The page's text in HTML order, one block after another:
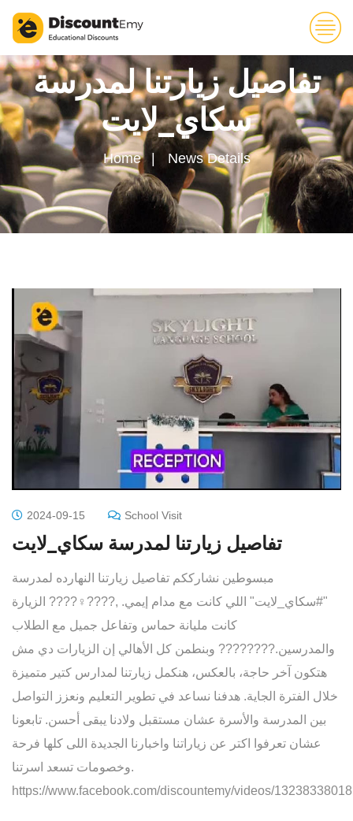
تفاصيل زيارتنا لمدرسة
سكاي_لايت
Home News Details
2024-09-15 School Visit
تفاصيل زيارتنا لمدرسة سكاي_لايت
مبسوطين نشارككم تفاصيل زيارتنا النهارده لمدرسة
"#سكاي_لايت" اللي كانت مع مدام إيمي. ,????‍♀️???? الزيارة
كانت مليانة حماس وتفاعل جميل مع الطلاب
والمدرسين.???????? وبنطمن كل الأهالي إن الزيارات دي مش
هتكون آخر حاجة، بالعكس، هنكمل زيارتنا لمدارس كتير متميزة
خلال الفترة الجاية. هدفنا نساعد في تطوير التعليم ونعزز التواصل
بين المدرسة والأسرة عشان مستقبل ولادنا يبقى أحسن. تابعونا
عشان تعرفوا اكتر عن زياراتنا واخبارنا الجديدة اللى كلها فرحة
وخصومات تسعد اسرتنا.
https://www.facebook.com/discountemy/videos/